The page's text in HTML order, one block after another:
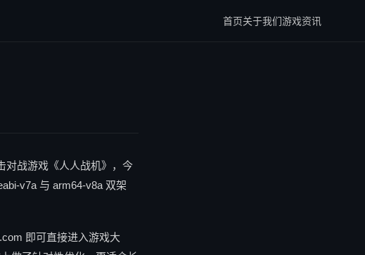
首页关于我们游戏资讯
对战游戏《人人战机》，今
v7a 与 arm64-v8a 双架
即可直接进入游戏大